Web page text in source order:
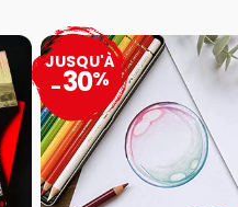
JUSQU'À
-30%